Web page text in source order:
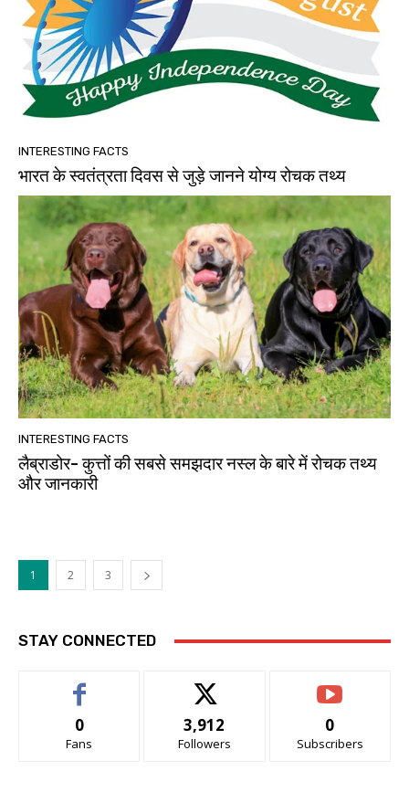
INTERESTING FACTS
भारत के स्वतंत्रता दिवस से जुड़े जानने योग्य रोचक तथ्य
INTERESTING FACTS
लैब्राडोर- कुत्तों की सबसे समझदार नस्ल के बारे में रोचक तथ्य
और जानकारी
1 2 3
STAY CONNECTED
0
Fans
3,912
Followers
0
Subscribers